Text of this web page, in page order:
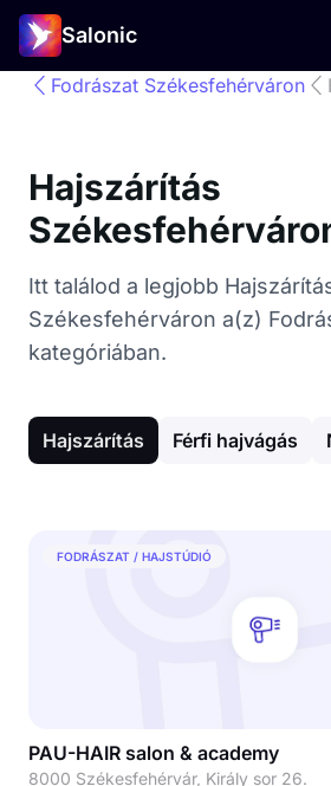
Salonic
Fodrászat Székesfehérváron
Hajszárítás
Itt találod a legjobb
Székesfehérváron a(z)
kategóriában.
Hajszárítás Férfi hajvágás
FODRÁSZAT / HAJSTÚDIÓ
PAU-HAIR salon & academy
8000 Székesfehérvár, Király sor 26.